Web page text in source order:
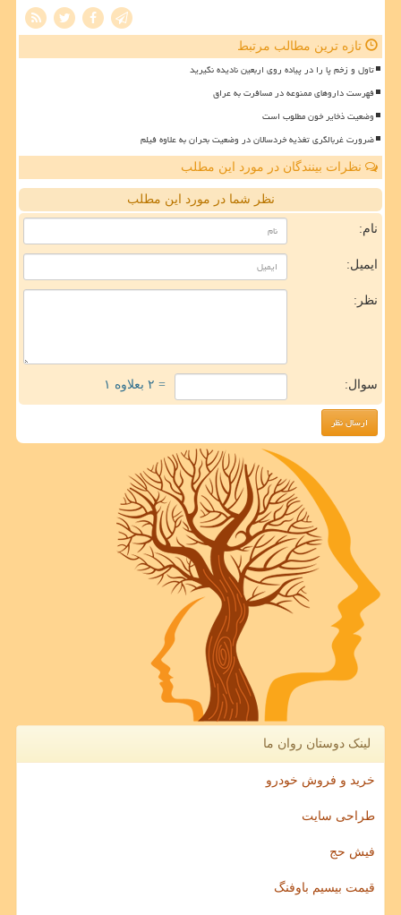
تازه ترین مطالب مرتبط
تاول و زخم پا را در پیاده روی اربعین نادیده نگیرید
فهرست داروهای ممنوعه در مسافرت به عراق
وضعیت ذخایر خون مطلوب است
ضرورت غربالگری تغذیه خردسالان در وضعیت بحران به علاوه فیلم
نظرات بینندگان در مورد این مطلب
نظر شما در مورد این مطلب
نام:
ایمیل:
نظر:
سوال: = ۲ بعلاوه ۱
لینک دوستان روان ما
خرید و فروش خودرو
طراحی سایت
فیش حج
قیمت بیسیم باوفنگ